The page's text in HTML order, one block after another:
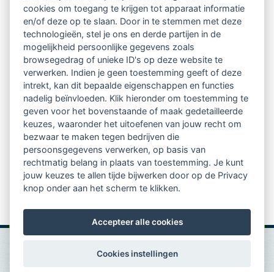
regio's
Vindbaar voor opdrachtgevers
Tijdschrift voor
Begeleidingskunde & kennisbank
Beroepsregistratie (LVSC keurmerk)
Lid worden van LVSC
cookies om toegang te krijgen tot apparaat informatie
en/of deze op te slaan. Door in te stemmen met deze
technologieën, stel je ons en derde partijen in de
mogelijkheid persoonlijke gegevens zoals
browsegedrag of unieke ID's op deze website te
verwerken. Indien je geen toestemming geeft of deze
intrekt, kan dit bepaalde eigenschappen en functies
nadelig beïnvloeden. Klik hieronder om toestemming te
geven voor het bovenstaande of maak gedetailleerde
keuzes, waaronder het uitoefenen van jouw recht om
bezwaar te maken tegen bedrijven die
persoonsgegevens verwerken, op basis van
rechtmatig belang in plaats van toestemming. Je kunt
jouw keuzes te allen tijde bijwerken door op de Privacy
knop onder aan het scherm te klikken.
Accepteer alle cookies
Cookies instellingen